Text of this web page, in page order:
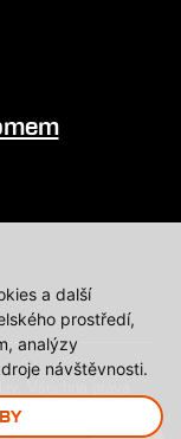
a další
prostředí,
analýzy
návštěvnosti.